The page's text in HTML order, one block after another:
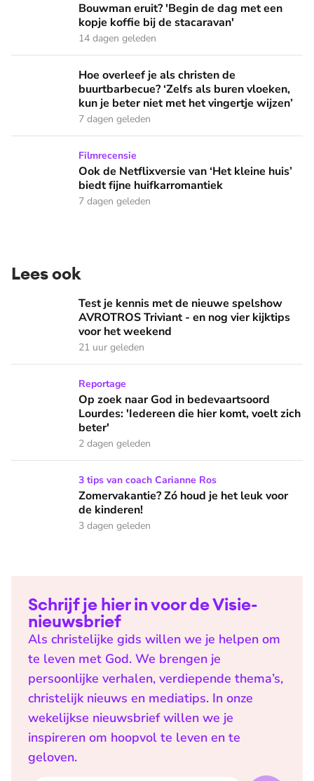
Bouwman eruit? 'Begin de dag met een
kopje koffie bij de stacaravan'
14 dagen geleden
Hoe overleef je als christen de buurtbarbecue? ‘Zelfs als
Hoe overleef je als christen de
buurtbarbecue? ‘Zelfs als buren vloeken,
kun je beter niet met het vingertje wijzen’
7 dagen geleden
Ook de Netflixversie van ‘Het kleine huis’ biedt fijne
Filmrecensie
Ook de Netflixversie van ‘Het kleine huis’
biedt fijne huifkarromantiek
7 dagen geleden
Lees ook
Test je kennis met de nieuwe spelshow AVROTROS
Test je kennis met de nieuwe spelshow
AVROTROS Triviant - en nog vier kijktips
voor het weekend
21 uur geleden
Op zoek naar God in bedevaartsoord Lourdes: 'Iedereen
Reportage
Op zoek naar God in bedevaartsoord
Lourdes: 'Iedereen die hier komt, voelt zich
beter'
2 dagen geleden
Zomervakantie? Zó houd je het leuk voor de kinderen!
3 tips van coach Carianne Ros
Zomervakantie? Zó houd je het leuk voor
de kinderen!
3 dagen geleden
Schrijf je hier in voor de Visie-
nieuwsbrief
Als christelijke gids willen we je helpen om
te leven met God. We brengen je
persoonlijke verhalen, verdiepende thema’s,
christelijk nieuws en mediatips. In onze
wekelijkse nieuwsbrief willen we je
inspireren om hoopvol te leven en te
geloven.